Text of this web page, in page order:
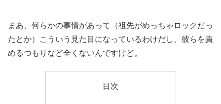
まあ、何らかの事情があって（祖先がめっちゃロックだっ
たとか）こういう見た目になっているわけだし、彼らを責
めるつもりなど全くないんですけど。
目次